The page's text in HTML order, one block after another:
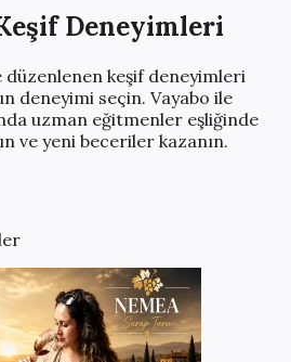
Deneyimleri
düzenlenen keşif deneyimleri
deneyimi seçin. Vayabo ile
uzman eğitmenler eşliğinde
ve yeni beceriler kazanın.